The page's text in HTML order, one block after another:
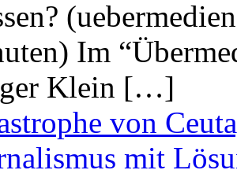
Im
Klein […]
von
mit